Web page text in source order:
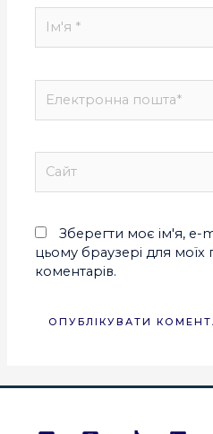
Зберегти моє ім'я, e-
цьому браузері для
коментарів.